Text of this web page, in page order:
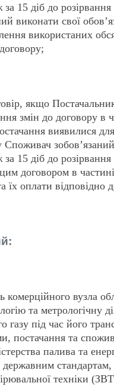
15 діб до
виконати свої
використаних
якщо
змін до договору в
виявилися
15 діб до
договором в
їх оплати відповідно
комерційного вузла
та метрологічну
газу під час його
постачання та
палива та
стандартам,
техніки